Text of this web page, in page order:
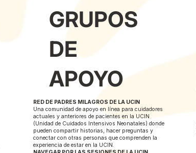
GRUPOS
DE
APOYO
RED DE PADRES MILAGROS DE LA UCIN
Una comunidad de apoyo en línea para cuidadores
actuales y anteriores de pacientes en la UCIN
(Unidad de Cuidados Intensivos Neonatales) donde
pueden compartir historias, hacer preguntas y
conectar con otras personas que comprenden la
experiencia de estar en la UCIN.